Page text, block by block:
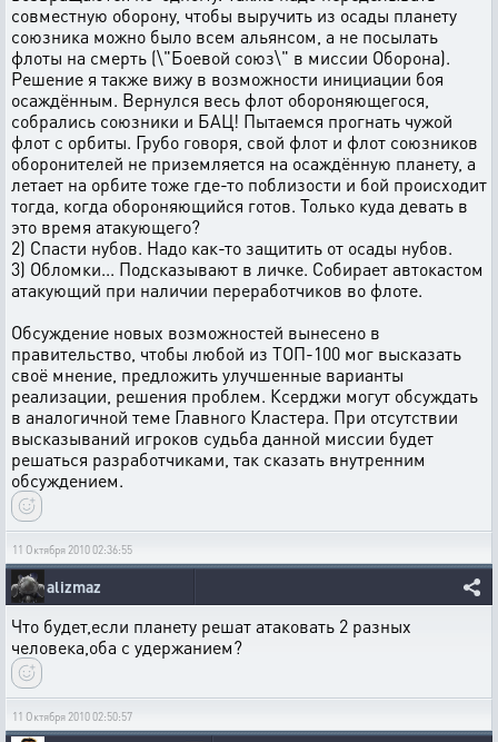
совместную оборону, чтобы выручить из осады планету
союзника можно было всем альянсом, а не посылать
флоты на смерть (\"Боевой союз\" в миссии Оборона).
Решение я также вижу в возможности инициации боя
осаждённым. Вернулся весь флот обороняющегося,
собрались союзники и БАЦ! Пытаемся прогнать чужой
флот с орбиты. Грубо говоря, свой флот и флот союзников
оборонителей не приземляется на осаждённую планету, а
летает на орбите тоже где-то поблизости и бой происходит
тогда, когда обороняющийся готов. Только куда девать в
это время атакующего?
2) Спасти нубов. Надо как-то защитить от осады нубов.
3) Обломки... Подсказывают в личке. Собирает автокастом
атакующий при наличии переработчиков во флоте.
Обсуждение новых возможностей вынесено в
правительство, чтобы любой из ТОП-100 мог высказать
своё мнение, предложить улучшенные варианты
реализации, решения проблем. Ксерджи могут обсуждать
в аналогичной теме Главного Кластера. При отсутствии
высказываний игроков судьба данной миссии будет
решаться разработчиками, так сказать внутренним
обсуждением.
11 Октября 2010 02:36:55
alizmaz
Что будет,если планету решат атаковать 2 разных
человека,оба с удержанием?
11 Октября 2010 02:50:57